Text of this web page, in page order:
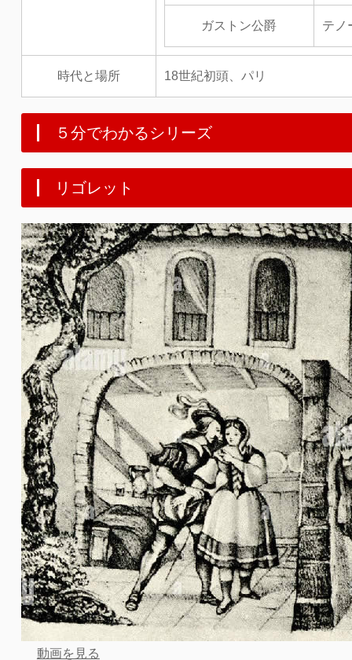
ガストン公爵 テノ
時代と場所 18世紀初頭、パリ
５分でわかるシリーズ
リゴレット
動画を見る